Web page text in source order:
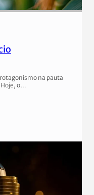
na pauta
Hoje, o…